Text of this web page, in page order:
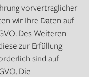
vorvertraglicher
wir Ihre Daten auf
Des Weiteren
zur Erfüllung
sind auf
Die